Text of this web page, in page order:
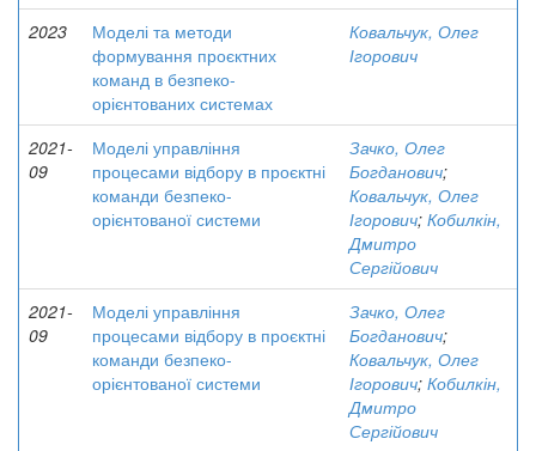
2023
Моделі та методи
формування проєктних
команд в безпеко-
орієнтованих системах
Ковальчук, Олег
Ігорович
2021-
09
Моделі управління
процесами відбору в проєктні
команди безпеко-
орієнтованої системи
Зачко, Олег
Богданович;
Ковальчук, Олег
Ігорович; Кобилкін,
Дмитро
Сергійович
2021-
09
Моделі управління
процесами відбору в проєктні
команди безпеко-
орієнтованої системи
Зачко, Олег
Богданович;
Ковальчук, Олег
Ігорович; Кобилкін,
Дмитро
Сергійович